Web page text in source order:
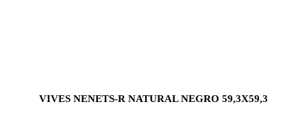
VIVES NENETS-R NATURAL NEGRO 59,3X59,3